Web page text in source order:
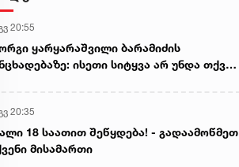
20:55
ყარყარაშვილი ბარამიძის
ისეთი სიტყვა არ უნდა თქვა,
წარმოაჩენს, შენი სიტყვები
და რუსული სააგენტოების მიერ
წაღებული და ყველა ქართველს
20:35
18 საათით შეწყდება! - გადაამოწმეთ
მისამართი